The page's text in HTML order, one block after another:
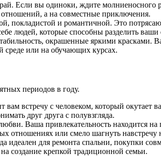
Если вы одиноки, ждите
а на совместные приключения.
покладистой и романтичной. Это
людей, которые способны разделить
окрашенные яркими
среде или на обучающих курсах.
периодов в году.
встречу с человеком, который окутает
друг друга с полувзгляда.
Ваша привлекательность находится
отношениях или смело шагнуть
идеален для ремонта спальни, покупки
создание крепкой традиционной семьи.